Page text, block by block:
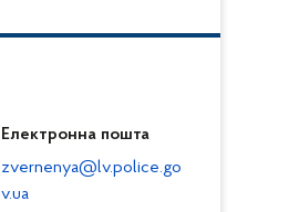
Електронна пошта
zvernenya@lv.police.go
v.ua